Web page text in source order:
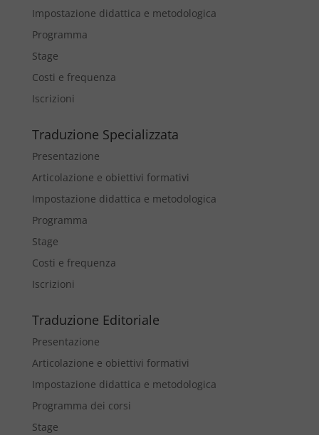
Impostazione didattica e metodologica
Programma
Stage
Costi e frequenza
Iscrizioni
Traduzione Specializzata
Presentazione
Articolazione e obiettivi formativi
Impostazione didattica e metodologica
Programma
Stage
Costi e frequenza
Iscrizioni
Traduzione Editoriale
Presentazione
Articolazione e obiettivi formativi
Impostazione didattica e metodologica
Programma dei corsi
Stage